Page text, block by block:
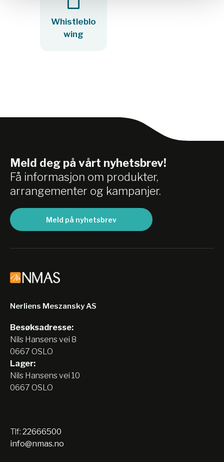
Whistleblo
wing
Meld deg på vårt nyhetsbrev!
Få informasjon om produkter,
arrangementer og kampanjer.
Meld på nyhetsbrev
Nerliens Meszansky AS
Besøksadresse:
Nils Hansens vei 8
0667 OSLO
Lager:
Nils Hansens vei 10
0667 OSLO
Tlf: 22666500
info@nmas.no